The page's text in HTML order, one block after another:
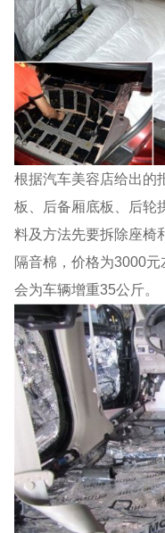
根据汽车美容店给出的
板、后备厢底板、后轮
料及方法先要拆除座椅
隔音棉，价格为3000
会为车辆增重35公斤。